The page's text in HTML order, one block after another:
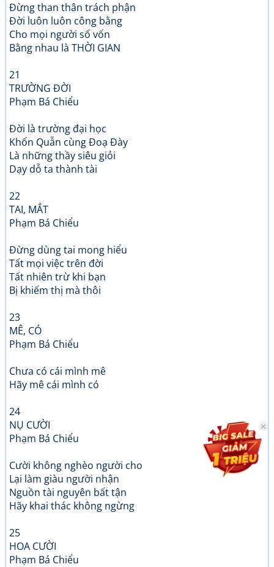
Đừng than thân trách phận
Đời luôn luôn công bằng
Cho mọi người số vốn
Bằng nhau là THỜI GIAN
21
TRƯỜNG ĐỜI
Phạm Bá Chiểu
Đời là trường đại học
Khốn Quẫn cùng Đoạ Đày
Là những thầy siêu giỏi
Dạy dỗ ta thành tài
22
TAI, MẮT
Phạm Bá Chiểu
Đừng dùng tai mong hiểu
Tất mọi việc trên đời
Tất nhiên trừ khi bạn
Bị khiếm thị mà thôi
23
MÊ, CÓ
Phạm Bá Chiểu
Chưa có cái mình mê
Hãy mê cái mình có
24
NỤ CƯỜI
Phạm Bá Chiểu
Cười không nghèo người cho
Lại làm giàu người nhận
Nguồn tài nguyên bất tận
Hãy khai thác không ngừng
25
HOA CƯỜI
Phạm Bá Chiểu